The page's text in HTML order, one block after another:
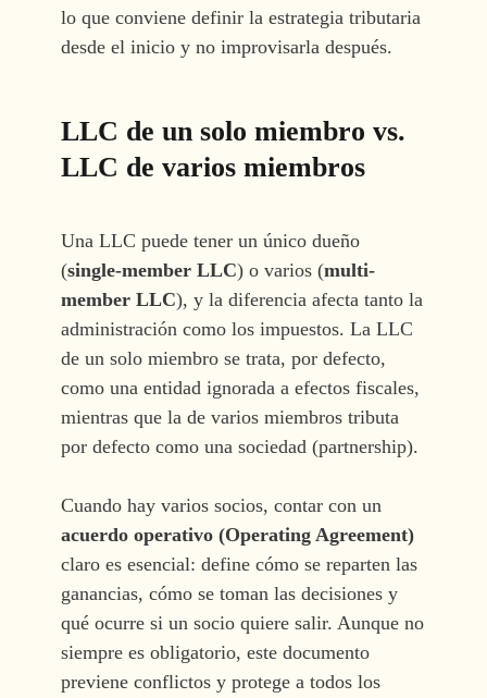
lo que conviene definir la estrategia tributaria
desde el inicio y no improvisarla después.
LLC de un solo miembro vs.
LLC de varios miembros
Una LLC puede tener un único dueño
(single-member LLC) o varios (multi-
member LLC), y la diferencia afecta tanto la
administración como los impuestos. La LLC
de un solo miembro se trata, por defecto,
como una entidad ignorada a efectos fiscales,
mientras que la de varios miembros tributa
por defecto como una sociedad (partnership).
Cuando hay varios socios, contar con un
acuerdo operativo (Operating Agreement)
claro es esencial: define cómo se reparten las
ganancias, cómo se toman las decisiones y
qué ocurre si un socio quiere salir. Aunque no
siempre es obligatorio, este documento
previene conflictos y protege a todos los